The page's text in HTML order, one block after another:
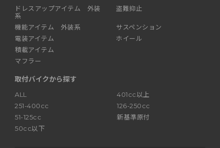
ドレスアップアイテム 外装
系
機能アイテム 外装系
電装アイテム
積載アイテム
マフラー
盗難抑止
サスペンション
ホイール
取付バイクから探す
ALL
401cc以上
251-400cc
126-250cc
51-125cc
新基準原付
50cc以下